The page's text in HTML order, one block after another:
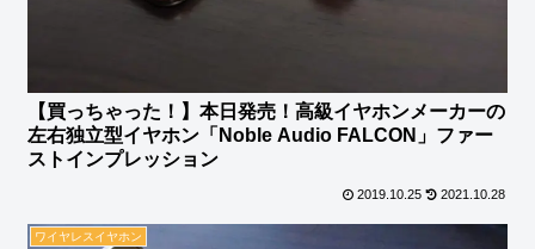
【買っちゃった！】本日発売！高級イヤホンメーカーの
左右独立型イヤホン「Noble Audio FALCON」ファー
ストインプレッション
2019.10.25 2021.10.28
ワイヤレスイヤホン